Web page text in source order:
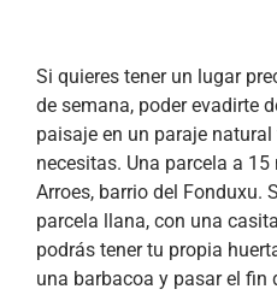
Si quieres tener un lugar
de semana, poder evadirte
paisaje en un paraje
necesitas. Una parcela a
Arroes, barrio del Fonduxu.
parcela llana, con una
podrás tener tu propia
una barbacoa y pasar el fin